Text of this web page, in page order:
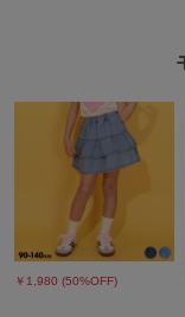
■商品写真と価格に関する
※撮影場所や光のあたり
ォンの設定などにより実
体の画像が実物に近い色
※写真のプリント位置と
※実店舗と実施している
ざいます。
￥1,980 (50%OFF)